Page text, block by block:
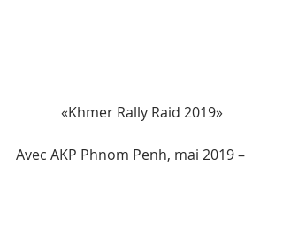
«Khmer Rally Raid 2019»
Avec AKP Phnom Penh, mai 2019 –